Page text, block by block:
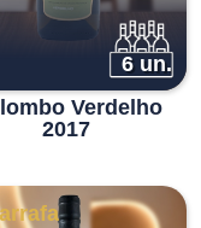
6 un.
Verdelho
2017